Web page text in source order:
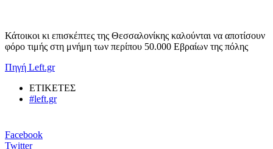
Κάτοικοι κι επισκέπτες της Θεσσαλονίκης καλούνται να αποτίσουν
φόρο τιμής στη μνήμη των περίπου 50.000 Εβραίων της πόλης
Πηγή Left.gr
ΕΤΙΚΕΤΕΣ
#left.gr
Facebook
Twitter